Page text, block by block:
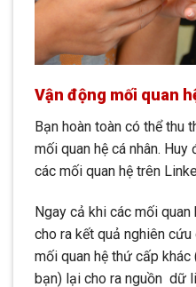
Vận động mối quan
Bạn hoàn toàn có thể thu
mối quan hệ cá nhân.
các mối quan hệ trên
Ngay cả khi các mối
cho ra kết quả nghiên
mối quan hệ thứ cấp
bạn) lại cho ra nguồn dữ